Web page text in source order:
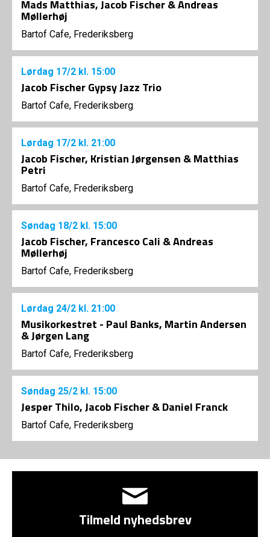
Mads Matthias, Jacob Fischer & Andreas
Møllerhøj
Bartof Cafe, Frederiksberg
Lørdag 17/2 kl. 15:00
Jacob Fischer Gypsy Jazz Trio
Bartof Cafe, Frederiksberg
Lørdag 17/2 kl. 21:00
Jacob Fischer, Kristian Jørgensen & Matthias
Petri
Bartof Cafe, Frederiksberg
Søndag 18/2 kl. 15:00
Jacob Fischer, Francesco Cali & Andreas
Møllerhøj
Bartof Cafe, Frederiksberg
Lørdag 24/2 kl. 21:00
Musikorkestret - Paul Banks, Martin Andersen
& Jørgen Lang
Bartof Cafe, Frederiksberg
Søndag 25/2 kl. 15:00
Jesper Thilo, Jacob Fischer & Daniel Franck
Bartof Cafe, Frederiksberg
Tilmeld nyhedsbrev